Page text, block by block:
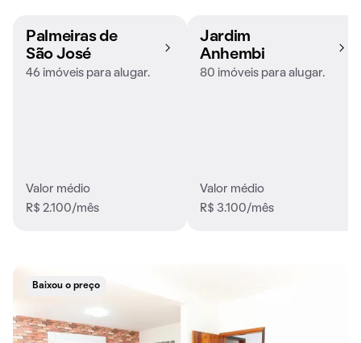
Palmeiras de
São José
46 imóveis para alugar.
Valor médio
R$ 2.100/mês
Jardim
Anhembi
80 imóveis para alugar.
Valor médio
R$ 3.100/mês
Baixou o preço